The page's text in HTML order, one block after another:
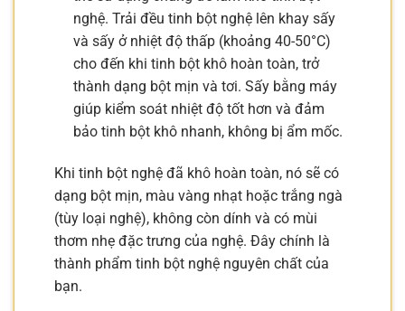
nghệ. Trải đều tinh bột nghệ lên khay sấy
và sấy ở nhiệt độ thấp (khoảng 40-50°C)
cho đến khi tinh bột khô hoàn toàn, trở
thành dạng bột mịn và tơi. Sấy bằng máy
giúp kiểm soát nhiệt độ tốt hơn và đảm
bảo tinh bột khô nhanh, không bị ẩm mốc.
Khi tinh bột nghệ đã khô hoàn toàn, nó sẽ có
dạng bột mịn, màu vàng nhạt hoặc trắng ngà
(tùy loại nghệ), không còn dính và có mùi
thơm nhẹ đặc trưng của nghệ. Đây chính là
thành phẩm tinh bột nghệ nguyên chất của
bạn.